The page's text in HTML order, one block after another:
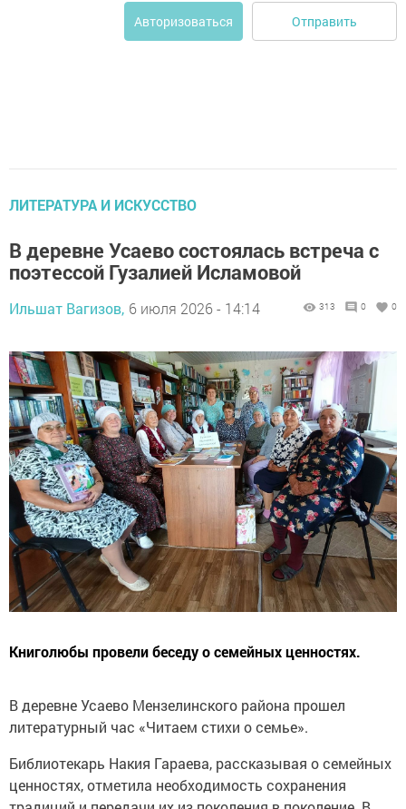
Авторизоваться Отправить
ЛИТЕРАТУРА И ИСКУССТВО
В деревне Усаево состоялась встреча с
поэтессой Гузалией Исламовой
Ильшат Вагизов, 6 июля 2026 - 14:14 313 0 0
Книголюбы провели беседу о семейных ценностях.
В деревне Усаево Мензелинского района прошел
литературный час «Читаем стихи о семье».
Библиотекарь Накия Гараева, рассказывая о семейных
ценностях, отметила необходимость сохранения